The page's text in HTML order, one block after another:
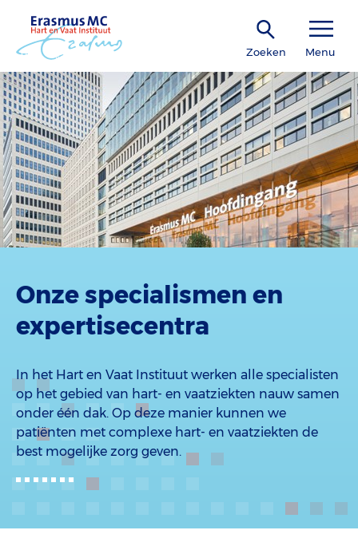
Zoeken Menu
Onze specialismen en
expertisecentra
In het Hart en Vaat Instituut werken alle specialisten
op het gebied van hart- en vaatziekten nauw samen
onder één dak. Op deze manier kunnen we
patiënten met complexe hart- en vaatziekten de
best mogelijke zorg geven.